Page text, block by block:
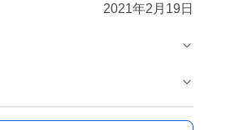
2021年2月19日